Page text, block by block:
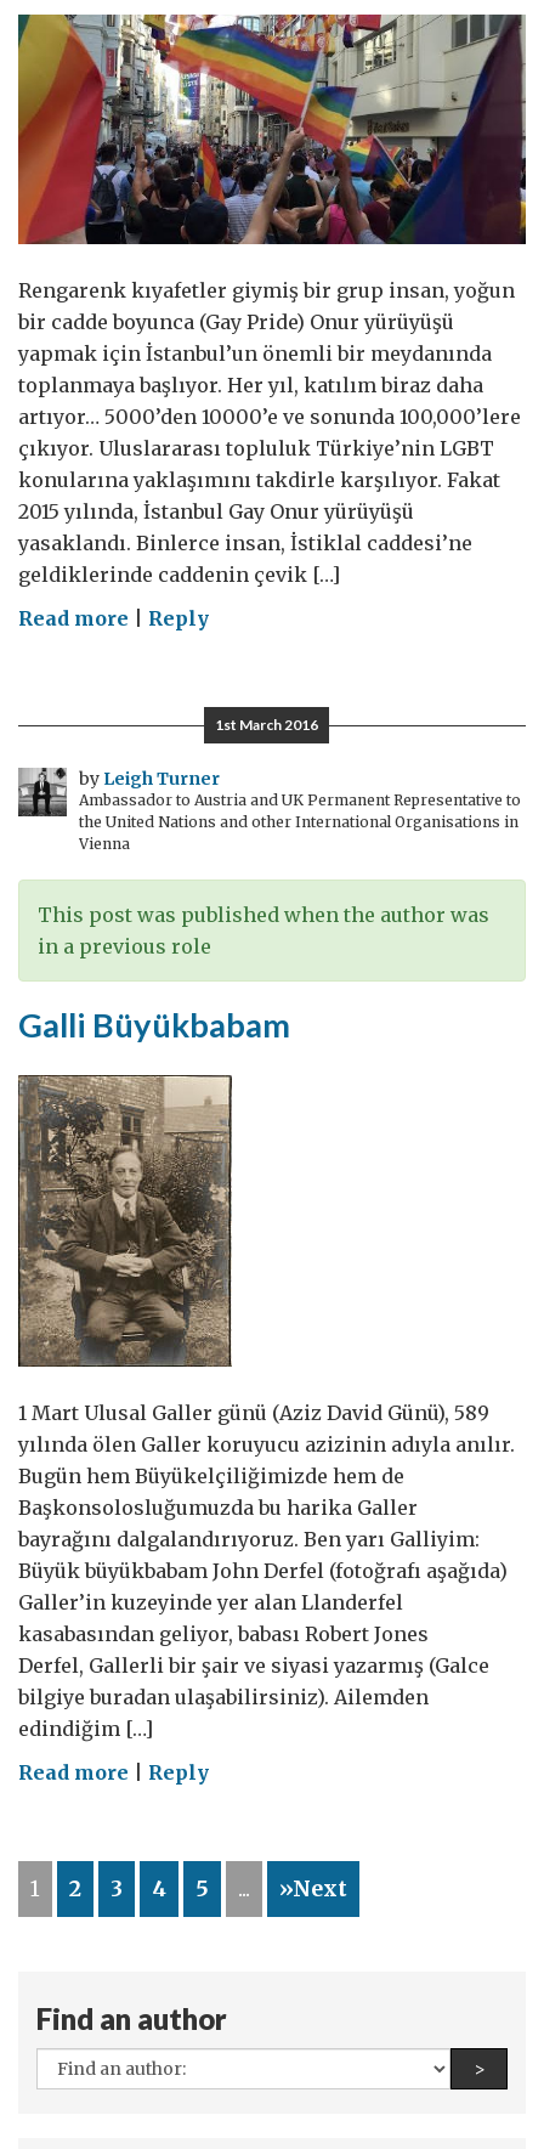
Rengarenk kıyafetler giymiş bir grup insan, yoğun
bir cadde boyunca (Gay Pride) Onur yürüyüşü
yapmak için İstanbul’un önemli bir meydanında
toplanmaya başlıyor. Her yıl, katılım biraz daha
artıyor… 5000’den 10000’e ve sonunda 100,000’lere
çıkıyor. Uluslararası topluluk Türkiye’nin LGBT
konularına yaklaşımını takdirle karşılıyor. Fakat
2015 yılında, İstanbul Gay Onur yürüyüşü
yasaklandı. Binlerce insan, İstiklal caddesi’ne
geldiklerinde caddenin çevik […]
Read more on
Yürüyüşü:
ne
var?
Reply
1st March 2016
by Leigh Turner
Ambassador to Austria and UK Permanent Representative to
the United Nations and other International Organisations in
Vienna
This post was published when the author was
in a previous role
Galli Büyükbabam
1 Mart Ulusal Galler günü (Aziz David Günü), 589
yılında ölen Galler koruyucu azizinin adıyla anılır.
Bugün hem Büyükelçiliğimizde hem de
Başkonsolosluğumuzda bu harika Galler
bayrağını dalgalandırıyoruz. Ben yarı Galliyim:
Büyük büyükbabam John Derfel (fotoğrafı aşağıda)
Galler’in kuzeyinde yer alan Llanderfel
kasabasından geliyor, babası Robert Jones
Derfel, Gallerli bir şair ve siyasi yazarmış (Galce
bilgiye buradan ulaşabilirsiniz). Ailemden
edindiğim […]
Read more onReply
1 2 3 4 5 ... »Next
Find an author
All
authors:
>Find